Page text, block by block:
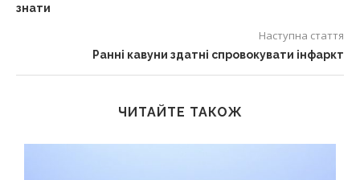
знати
Наступна стаття
Ранні кавуни здатні спровокувати інфаркт
ЧИТАЙТЕ ТАКОЖ